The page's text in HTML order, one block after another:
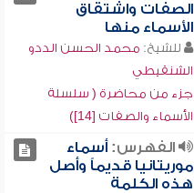
الصفات واشتقاق
الأسماء منها
للشيخ: محمد الحسن الددو
الشنقيطي
جزء من محاضرة ( سلسلة
الأسماء والصفات [14])
الفهرس:أسماء
موريتانيا قديماً وأصل
هذه الكلمة